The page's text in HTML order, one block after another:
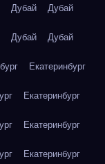
Дубай Дубай
Дубай Дубай
Екатеринбург
Екатеринбург
Екатеринбург
Екатеринбург